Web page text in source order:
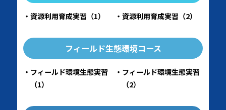
資源利用育成実習（1） 資源利用育成実習（2）
フィールド生態環境コース
フィールド環境生態実習
（1）
フィールド環境生態実習
（2）